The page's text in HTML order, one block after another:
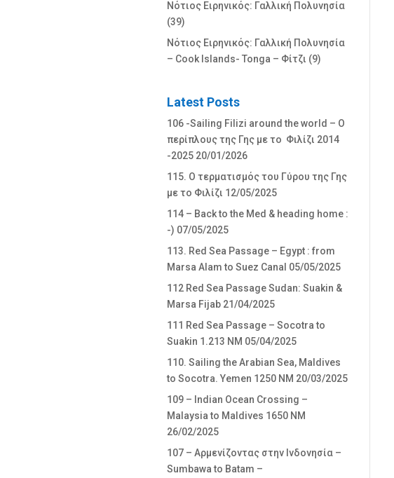
Νότιος Ειρηνικός: Γαλλική Πολυνησία
(39)
Νότιος Ειρηνικός: Γαλλική Πολυνησία
– Cook Islands- Tonga – Φίτζι (9)
Latest Posts
106 -Sailing Filizi around the world – Ο
περίπλους της Γης με το Φιλίζι 2014
-2025 20/01/2026
115. Ο τερματισμός του Γύρου της Γης
με το Φιλίζι 12/05/2025
114 – Back to the Med & heading home :
-) 07/05/2025
113. Red Sea Passage – Egypt : from
Marsa Alam to Suez Canal 05/05/2025
112 Red Sea Passage Sudan: Suakin &
Marsa Fijab 21/04/2025
111 Red Sea Passage – Socotra to
Suakin 1.213 NM 05/04/2025
110. Sailing the Arabian Sea, Maldives
to Socotra. Yemen 1250 NM 20/03/2025
109 – Indian Ocean Crossing –
Malaysia to Maldives 1650 NM
26/02/2025
107 – Αρμενίζοντας στην Ινδονησία –
Sumbawa to Batam –